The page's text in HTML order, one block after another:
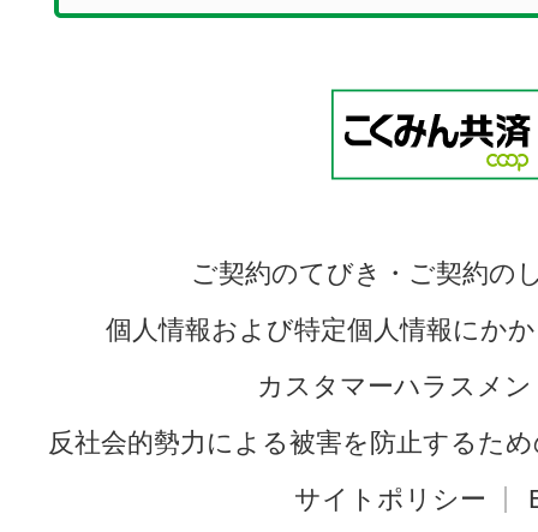
ご契約のてびき・ご契約の
個人情報および特定個人情報にか
カスタマーハラスメ
反社会的勢力による被害を防止するた
サイトポリシー